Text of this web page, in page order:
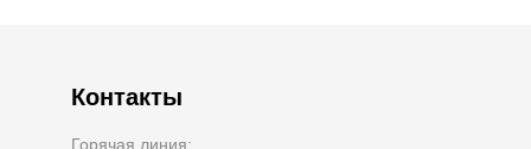
Контакты
Горячая линия: